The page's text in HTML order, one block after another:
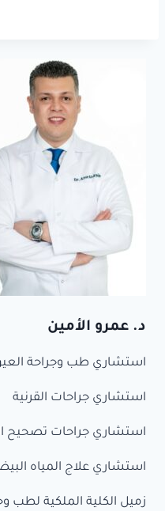
er
es
t
د. عمرو الأمين
استشاري طب وجراحة
استشاري جراحات القرنية
استشاري جراحات تصحيح
استشاري علاج المياه
زميل الكلية الملكية لطب